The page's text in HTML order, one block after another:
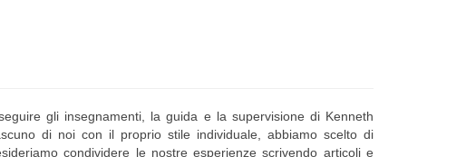
gli insegnamenti, la guida e la supervisione di Kenneth
di noi con il proprio stile individuale, abbiamo scelto di
condividere le nostre esperienze scrivendo articoli e